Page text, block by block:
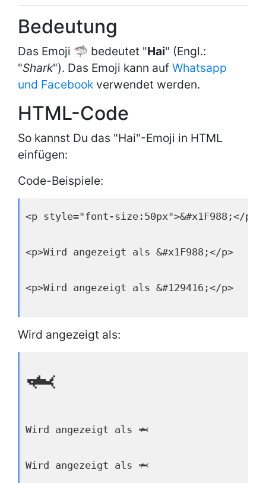
Bedeutung
Das Emoji 🦈 bedeutet "Hai" (Engl.:
"Shark"). Das Emoji kann auf Whatsapp
und Facebook verwendet werden.
HTML-Code
So kannst Du das "Hai"-Emoji in HTML
einfügen:
Code-Beispiele:
<p style="font-size:50px">&#x1F988;</p>
<p>Wird angezeigt als &#x1F988;</p>
<p>Wird angezeigt als &#129416;</p>
Wird angezeigt als:
🦈
Wird angezeigt als 🦈
Wird angezeigt als 🦈